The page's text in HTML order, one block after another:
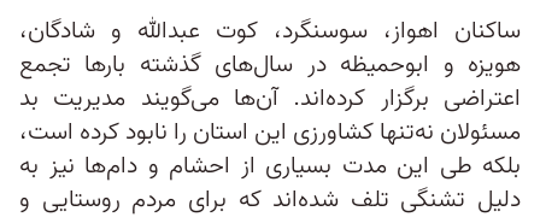
ساکنان اهواز، سوسنگرد، کوت عبدالله و شادگان،
هویزه و ابوحمیظه در سال‌های گذشته بارها تجمع
اعتراضی برگزار کرده‌اند. آن‌ها می‌گویند مدیریت بد
مسئولان نه‌تنها کشاورزی این استان را نابود کرده است،
بلکه طی این مدت بسیاری از احشام و دام‌ها نیز به
دلیل تشنگی تلف شده‌اند که برای مردم روستایی و